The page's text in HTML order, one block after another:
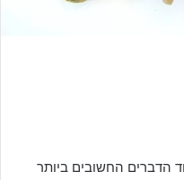
הדברים החשובים ביותר